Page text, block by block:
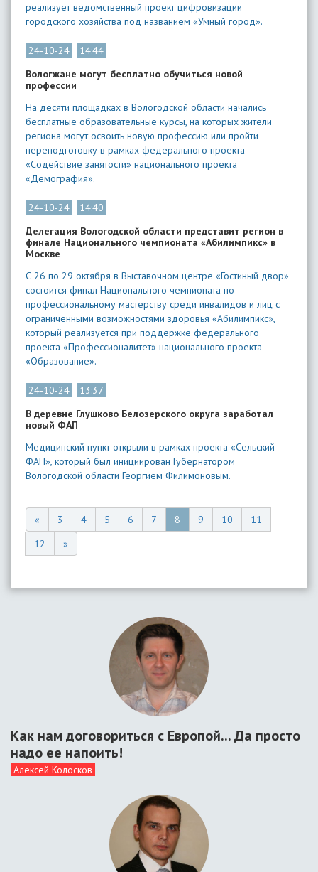
реализует ведомственный проект цифровизации
городского хозяйства под названием «Умный город».
24-10-24
14:44
Вологжане могут бесплатно обучиться новой
профессии
На десяти площадках в Вологодской области начались
бесплатные образовательные курсы, на которых жители
региона могут освоить новую профессию или пройти
переподготовку в рамках федерального проекта
«Содействие занятости» национального проекта
«Демография».
24-10-24
14:40
Делегация Вологодской области представит регион в
финале Национального чемпионата «Абилимпикс» в
Москве
С 26 по 29 октября в Выставочном центре «Гостиный двор»
состоится финал Национального чемпионата по
профессиональному мастерству среди инвалидов и лиц с
ограниченными возможностями здоровья «Абилимпикс»,
который реализуется при поддержке федерального
проекта «Профессионалитет» национального проекта
«Образование».
24-10-24
13:37
В деревне Глушково Белозерского округа заработал
новый ФАП
Медицинский пункт открыли в рамках проекта «Сельский
ФАП», который был инициирован Губернатором
Вологодской области Георгием Филимоновым.
« 3 4 5 6 7 8 9 10
11
12
»
Как нам договориться с Европой... Да просто
надо ее напоить!
Алексей Колосков